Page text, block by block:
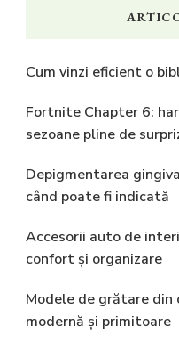
Cum vinzi eficient o
Fortnite Chapter 6:
sezoane pline de
Depigmentarea
când poate fi indicată
Accesorii auto de
confort și organizare
Modele de grătare din
modernă și primitoare